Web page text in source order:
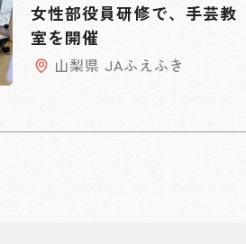
女性部役員研修で、手芸教
室を開催
山梨県 JAふえふき